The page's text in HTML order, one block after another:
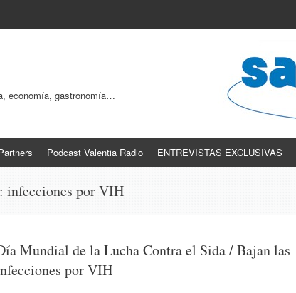
economía, gastronomía…
Podcast Valentia Radio ENTREVISTAS EXCLUSIVAS
infecciones por VIH
Mundial de la Lucha Contra el Sida / Bajan las
por VIH